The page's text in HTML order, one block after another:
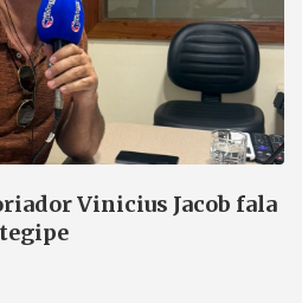
Vinicius Jacob fala